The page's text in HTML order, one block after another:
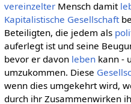
vereinzelterMensch damit
Kapitalistische Gesellschaft
Beteiligten, die jedem als
auferlegt ist und seine
bevor er davon lebenkann -
umzukommen. Diese
wenn dies umgekehrt wird,
durch ihr Zusammenwirken